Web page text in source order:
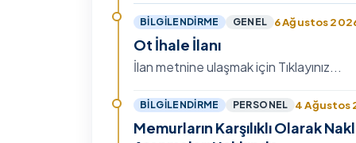
fon mekanizmala…
BILGILENDIRME GENEL 6 Ağustos
Ot İhale İlanı
İlan metnine ulaşmak için Tıklayınız...
BILGILENDIRME PERSONEL 4 Ağustos
Memurların Karşılıklı Olarak